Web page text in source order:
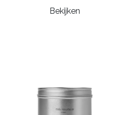
Bekijken